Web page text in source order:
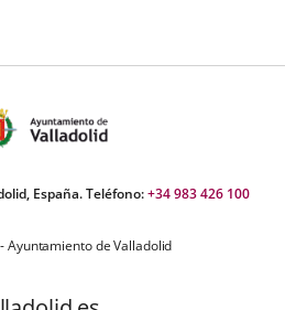
España. Teléfono:+34 983 426 100
Ayuntamiento de Valladolid